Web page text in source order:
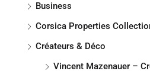
Business
Corsica Properties
Créateurs & Déco
Vincent Mazenauer –